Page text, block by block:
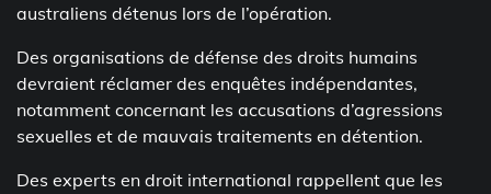
australiens détenus lors de l’opération.
Des organisations de défense des droits humains
devraient réclamer des enquêtes indépendantes,
notamment concernant les accusations d’agressions
sexuelles et de mauvais traitements en détention.
Des experts en droit international rappellent que les